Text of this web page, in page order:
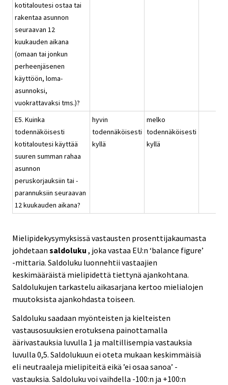
kotitaloutesi ostaa tai
rakentaa asunnon
seuraavan 12
kuukauden aikana
(omaan tai jonkun
perheenjäsenen
käyttöön, loma-
asunnoksi,
vuokrattavaksi tms.)?
E5. Kuinka
todennäköisesti
kotitaloutesi käyttää
suuren summan rahaa
asunnon
peruskorjauksiin tai -
parannuksiin seuraavan
12 kuukauden aikana?
hyvin
todennäköisesti
kyllä
melko
todennäköisesti
kyllä
Mielipidekysymyksissä vastausten prosenttijakaumasta
johdetaan saldoluku , joka vastaa EU:n ‘balance figure’
-mittaria. Saldoluku luonnehtii vastaajien
keskimääräistä mielipidettä tiettynä ajankohtana.
Saldolukujen tarkastelu aikasarjana kertoo mielialojen
muutoksista ajankohdasta toiseen.
Saldoluku saadaan myönteisten ja kielteisten
vastausosuuksien erotuksena painottamalla
äärivastauksia luvulla 1 ja maltillisempia vastauksia
luvulla 0,5. Saldolukuun ei oteta mukaan keskimmäisiä
eli neutraaleja mielipiteitä eikä ’ei osaa sanoa’ -
vastauksia. Saldoluku voi vaihdella -100:n ja +100:n